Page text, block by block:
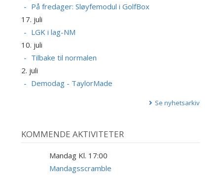
På fredager: Sløyfemodul i GolfBox
17. juli
LGK i lag-NM
10. juli
Tilbake til normalen
2. juli
Demodag - TaylorMade
Se nyhetsarkiv
KOMMENDE AKTIVITETER
Mandag Kl. 17:00
Mandagsscramble